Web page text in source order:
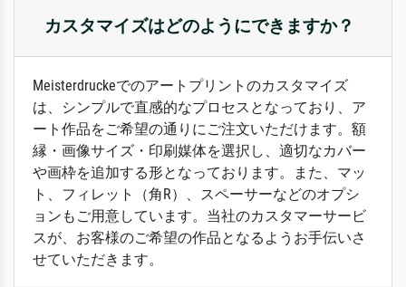
カスタマイズはどのようにできますか？
Meisterdruckeでのアートプリントのカスタマイズ
は、シンプルで直感的なプロセスとなっており、ア
ート作品をご希望の通りにご注文いただけます。額
縁・画像サイズ・印刷媒体を選択し、適切なカバー
や画枠を追加する形となっております。また、マッ
ト、フィレット（角R）、スペーサーなどのオプシ
ョンもご用意しています。当社のカスタマーサービ
スが、お客様のご希望の作品となるようお手伝いさ
せていただきます。